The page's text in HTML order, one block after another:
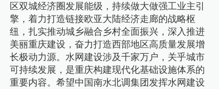
区双城经济圈发展能级，持续做大做强工业主引
擎，着力打造链接欧亚大陆经济走廊的战略枢
纽，扎实推动城乡融合乡村全面振兴，深入推进
美丽重庆建设，奋力打造西部地区高质量发展增
长极动力源。水网建设涉及千家万户，关乎城市
可持续发展，是重庆构建现代化基础设施体系的
重要内容。希望中国南水北调集团发挥水网建设